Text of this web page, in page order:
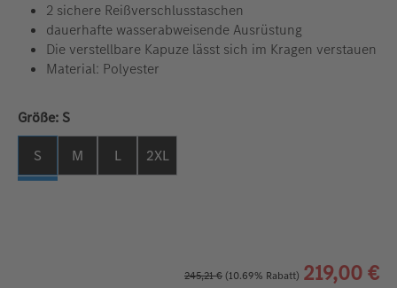
2 sichere Reißverschlusstaschen
dauerhafte wasserabweisende Ausrüstung
Die verstellbare Kapuze lässt sich im Kragen verstauen
Material: Polyester
Größe:auswählen
S
S M L 2XL
245,21 €(10.69% Rabatt) 219,00 €